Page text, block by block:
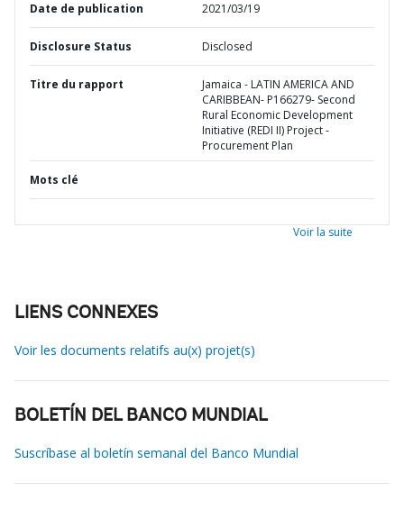
Date de publication 2021/03/19
Disclosure Status Disclosed
Titre du rapport
Jamaica - LATIN AMERICA AND
CARIBBEAN- P166279- Second
Rural Economic Development
Initiative (REDI II) Project -
Procurement Plan
Mots clé
Voir la suite
LIENS CONNEXES
Voir les documents relatifs au(x) projet(s)
BOLETÍN DEL BANCO MUNDIAL
Suscríbase al boletín semanal del Banco Mundial